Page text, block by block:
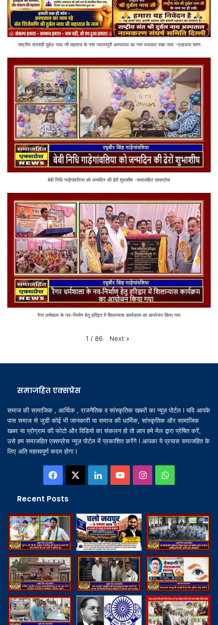
राष्ट्रीय संतश्री दुर्बल नाथ जी महाराज के नाम ज्वालापुरी अस्पताल का नाम यथावत रखा जाय -प्रहलाद शरण
बेबी निधि गाड़ेगांवलिया को जन्मदिन की ढेरों शुभाशीष -समाजहित एक्सप्रेस
रैगर धर्मशाला के नव-निर्माण हेतु हरिद्वार में शिलान्यास कार्यक्रम का आयोजन किया गया
1 / 86 Next »
समाजहित एक्सप्रेस
समाज की सामाजिक , आर्थिक , राजनैतिक व सांस्कृतिक खबरों का न्यूज़ पोर्टल l यदि आपके
पास समाज से जुडी कोई भी जानकारी या समाज की धार्मिक, सांस्कृतिक और सामाजिक
खबर या प्रोग्राम की फोटो और विडियो का संकलन हो तो आप हमे मेल द्वारा प्रेषित करें,
उसे हम समाजहित एक्सप्रेस न्यूज़ पोर्टल में प्रकाशित करेंगे l आपका ये प्रयास समाजहित के
लिए अति महतवपूर्ण कदम होगा l
Facebook LinkedInYouTubeInstagramWhatsApp
Recent Posts